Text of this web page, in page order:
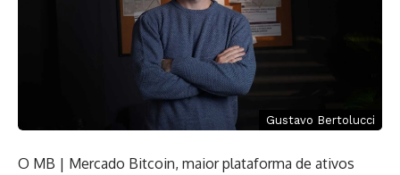
Gustavo Bertolucci
O MB | Mercado Bitcoin, maior plataforma de ativos